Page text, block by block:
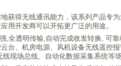
获得无线通讯能力，该系列产品专
用开发商可以开拓更广泛的用途。
,全透明传输,自动完成收发转换, 可
台、机房电源、风机设备无线遥控
现场总线、自动化数据采集系统等场